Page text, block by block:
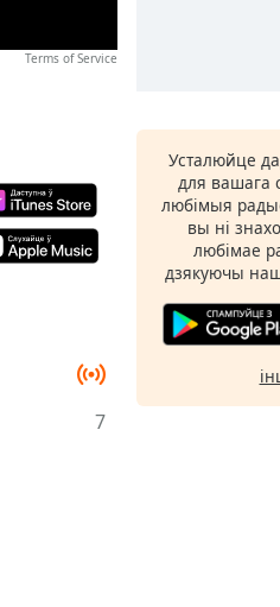
Terms of Service
7
Усталюйце
для вашага
любімыя
вы ні
любімае
дзякуючы